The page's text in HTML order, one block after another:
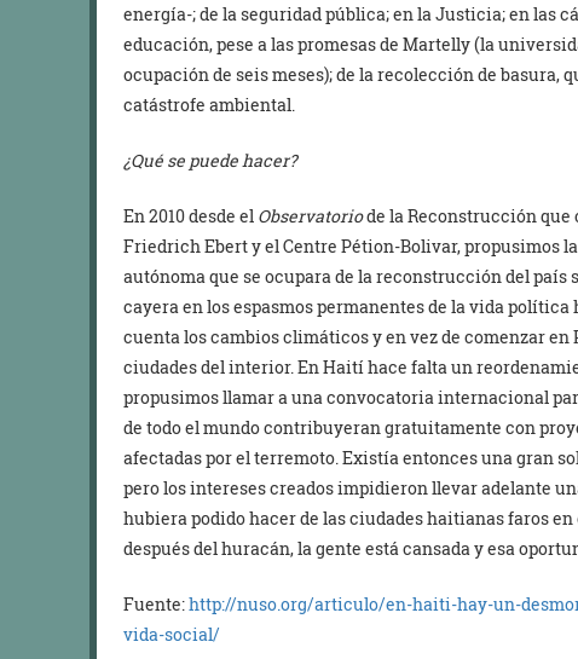
energía-; de la seguridad pública; en la Justicia; en las
educación, pese a las promesas de Martelly (la
ocupación de seis meses); de la recolección de basura,
catástrofe ambiental.
¿Qué se puede hacer?
En 2010 desde el Observatoriode la Reconstrucción
Friedrich Ebert y el Centre Pétion-Bolivar, propusimos
autónoma que se ocupara de la reconstrucción del país
cayera en los espasmos permanentes de la vida
cuenta los cambios climáticos y en vez de comenzar
ciudades del interior. En Haití hace falta un
propusimos llamar a una convocatoria internacional
de todo el mundo contribuyeran gratuitamente con
afectadas por el terremoto. Existía entonces una gran
pero los intereses creados impidieron llevar adelante
hubiera podido hacer de las ciudades haitianas faros
después del huracán, la gente está cansada y esa
Fuente:http://nuso.org/articulo/en-haiti-hay-un-
vida-social/